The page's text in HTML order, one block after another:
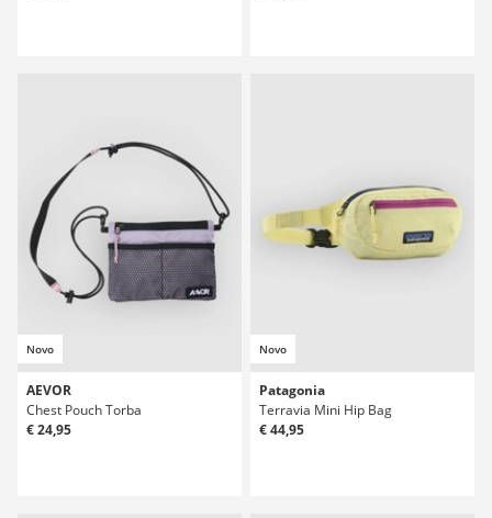
Novo
AEVOR
Chest Pouch Torba
€ 24,95
Novo
Patagonia
Terravia Mini Hip Bag
€ 44,95